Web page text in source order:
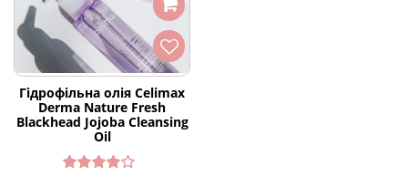
Гідрофільна олія Celimax
Derma Nature Fresh
Blackhead Jojoba Cleansing
Oil